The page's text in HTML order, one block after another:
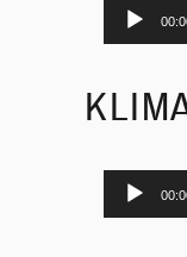
Audio-
Player
Audio-
Player